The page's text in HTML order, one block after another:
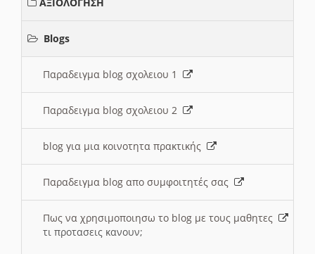
Blogs
Παραδειγμα blog σχολειου 1
Παραδειγμα blog σχολειου 2
blog για μια κοινοτητα πρακτικής
Παραδειγμα blog απο συμφοιτητές σας
Πως να χρησιμοποιησω το blog με τους μαθητες
τι προτασεις κανουν;